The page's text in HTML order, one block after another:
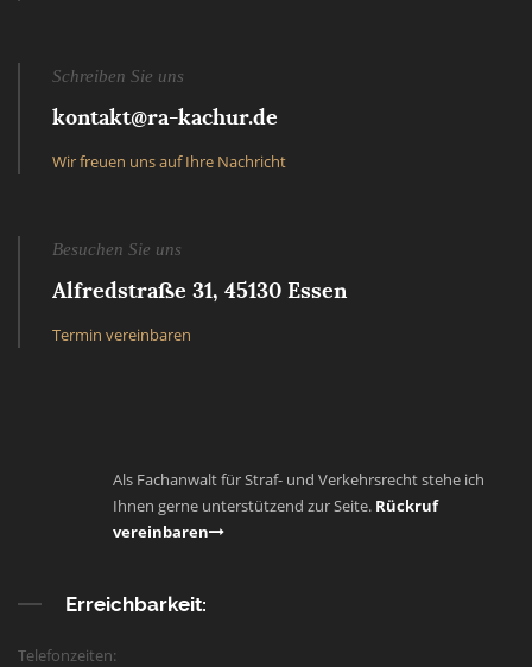
Schreiben Sie uns
kontakt@ra-kachur.de
Wir freuen uns auf Ihre Nachricht
Besuchen Sie uns
Alfredstraße 31, 45130 Essen
Termin vereinbaren
Als Fachanwalt für Straf- und Verkehrsrecht stehe ich
Ihnen gerne unterstützend zur Seite. Rückruf
vereinbaren
Erreichbarkeit:
Telefonzeiten: